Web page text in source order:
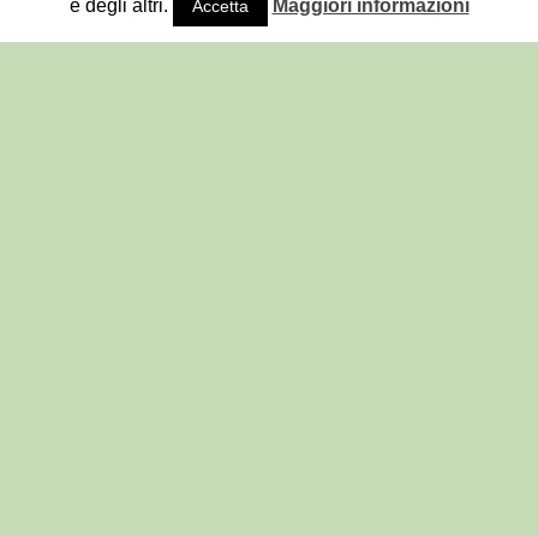
e degli altri. Accetta Maggiori informazioni